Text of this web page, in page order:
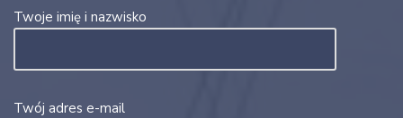
Twoje imię i nazwisko
Twój adres e-mail